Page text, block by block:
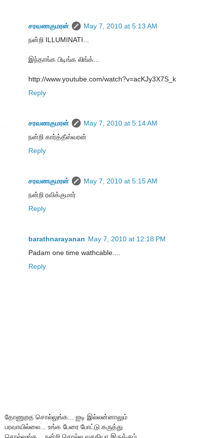
சரவணகுமரன்
May 7, 2010 at 5:13 AM
நன்றி ILLUMINATI...
இந்தாங்க பிடிங்க லிங்க்...
http://www.youtube.com/watch?v=acKJy3X7S_k
Reply
சரவணகுமரன்
May 7, 2010 at 5:14 AM
நன்றி கார்த்தீஸ்வரன்
Reply
சரவணகுமரன்
May 7, 2010 at 5:15 AM
நன்றி ரவிக்குமார்
Reply
barathnarayanan May 7, 2010 at 12:18 PM
Padam one time wathcable....
Reply
தோணுறத சொல்லுங்க... ஐடி இல்லன்னாலும்
பரவாயில்லை... உங்க பேரை போட்டு கருத்து